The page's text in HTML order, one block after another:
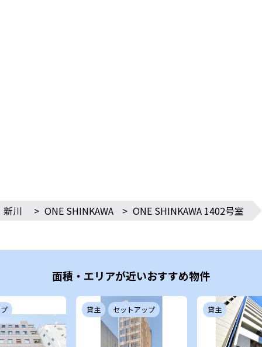
新川 > ONE SHINKAWA > ONE SHINKAWA 1402号室
面積・エリアが近いおすすめ物件
貸主 セットアップ 貸主